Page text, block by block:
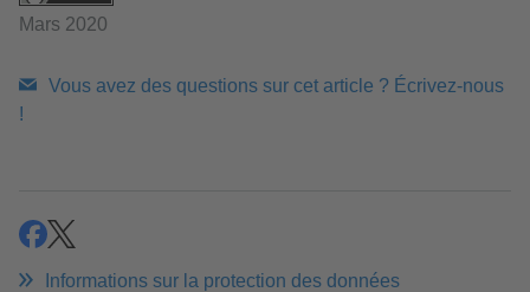
Mars 2020
Vous avez des questions sur cet article ? Écrivez-nous
!
partagerpartager
Informations sur la protection des données